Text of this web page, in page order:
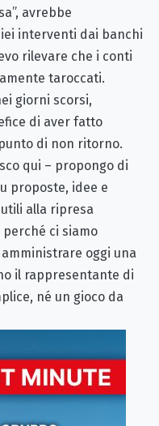
avrebbe
interventi dai banchi
rilevare che i conti
taroccati.
giorni scorsi,
di aver fatto
di non ritorno.
qui – propongo di
proposte, idee e
alla ripresa
ci siamo
oggi una
il rappresentante di
né un gioco da